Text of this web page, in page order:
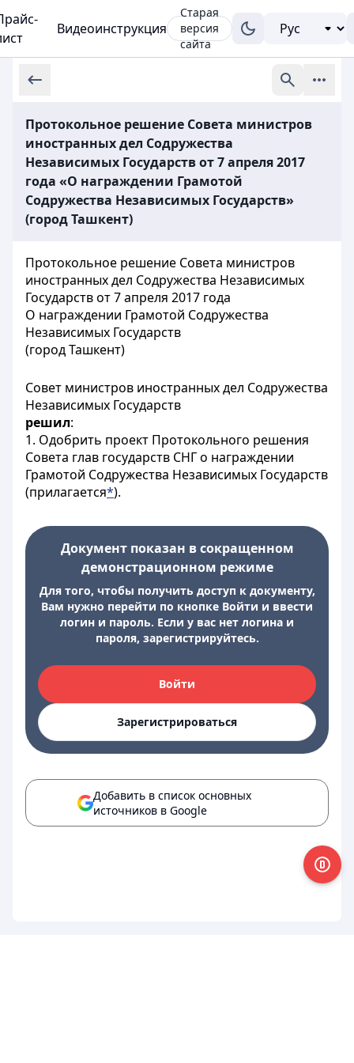
Видеоинструкция
Старая
версия
сайта
Протокольное решение Совета министров
иностранных дел Содружества
Независимых Государств от 7 апреля 2017
года «О награждении Грамотой
Содружества Независимых Государств»
(город Ташкент)
Протокольное решение Совета министров
иностранных дел Содружества Независимых
Государств от 7 апреля 2017 года
О награждении Грамотой Содружества
Независимых Государств
(город Ташкент)
Совет министров иностранных дел Содружества
Независимых Государств
решил:
1. Одобрить проект Протокольного решения
Совета глав государств СНГ о награждении
Грамотой Содружества Независимых Государств
(прилагается*).
Документ показан в сокращенном
демонстрационном режиме
Для того, чтобы получить доступ к документу,
Вам нужно перейти по кнопке Войти и ввести
логин и пароль. Если у вас нет логина и
пароля, зарегистрируйтесь.
Войти
Зарегистрироваться
Добавить в список основных
источников в Google